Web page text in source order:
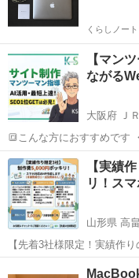
くらしノート
【マン
ながる
大阪府 Ｊ
🔳こんな方におすすめです
者、個人事業主の方
イトを制作したい方 💻✨
やしたい方 📈💰...
大阪 東大阪市 ＪＲ
マンツーマン
【実績
リ！ス
山形県 高
【先着3社様限定！実績作りのた
きありがとうございます！